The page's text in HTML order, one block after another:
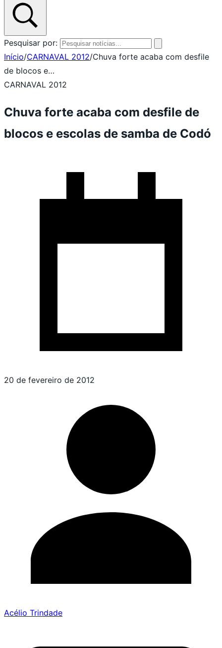
Pesquisar por:
Início/CARNAVAL 2012/Chuva forte acaba com desfile
de blocos e…
CARNAVAL 2012
Chuva forte acaba com desfile de
blocos e escolas de samba de Codó
20 de fevereiro de 2012
Acélio Trindade